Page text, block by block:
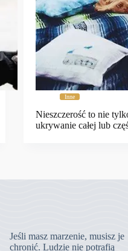
Inne
Nieszczerość to nie
ukrywanie całej lub
Jeśli masz marzenie, musisz je
chronić. Ludzie nie potrafią